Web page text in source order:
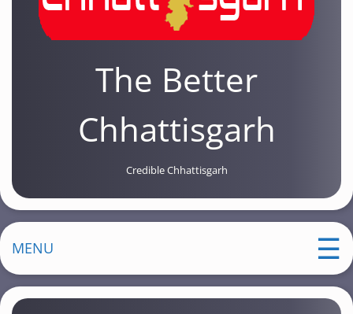
The Better
Chhattisgarh
Credible Chhattisgarh
MENU